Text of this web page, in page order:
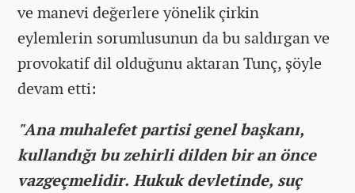
ve manevi değerlere yönelik çirkin
eylemlerin sorumlusunun da bu saldırgan ve
provokatif dil olduğunu aktaran Tunç, şöyle
devam etti:
"Ana muhalefet partisi genel başkanı,
kullandığı bu zehirli dilden bir an önce
vazgeçmelidir. Hukuk devletinde, suç